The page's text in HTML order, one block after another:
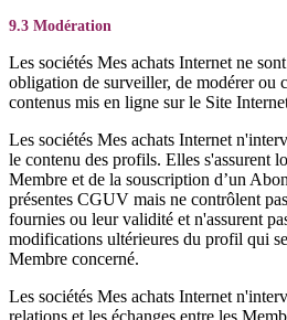
9.3 Modération
Les sociétés Mes achats Internet ne
obligation de surveiller, de modérer ou
contenus mis en ligne sur le Site
Les sociétés Mes achats Internet
le contenu des profils. Elles s'assurent
Membre et de la souscription d’un
présentes CGUV mais ne contrôlent
fournies ou leur validité et n'assurent
modifications ultérieures du profil qui
Membre concerné.
Les sociétés Mes achats Internet
relations et les échanges entre les